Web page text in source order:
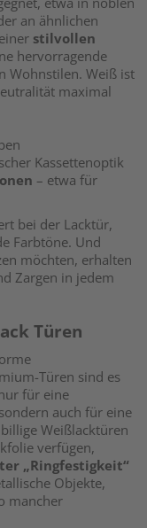
an ähnlichen
stilvollen
hervorragende
Wohnstilen. Weiß ist
maximal
Kassettenoptik
– etwa für
bei der Lacktür,
Farbtöne. Und
möchten, erhalten
Zargen in jedem
Türen
Türen sind es
für eine
auch für eine
Weißlacktüren
verfügen,
„Ringfestigkeit“
Objekte,
mancher